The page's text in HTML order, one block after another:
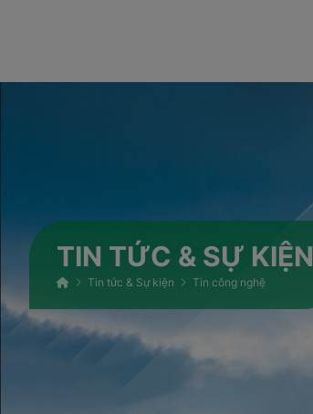
TIN TỨC & SỰ KIỆN
Tin tức & Sự kiện Tin công nghệ